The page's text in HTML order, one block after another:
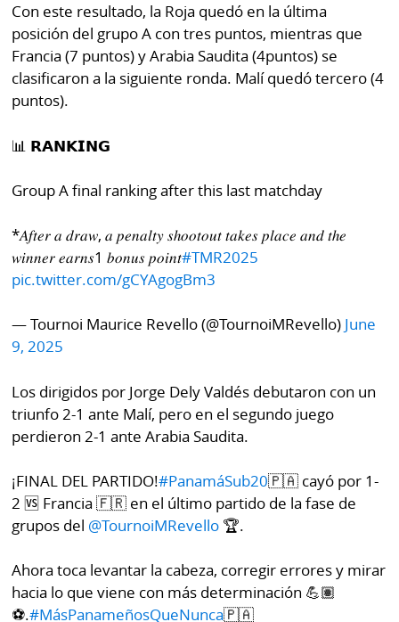
Cero
KM
Corprensa
Fácil
⌾
Hoy
por
Sábado
⌾
La
Repregunta
⌾
Tal
Cual
Sin
Con este resultado, la Roja quedó en la última
posición del grupo A con tres puntos, mientras que
Francia (7 puntos) y Arabia Saudita (4puntos) se
clasificaron a la siguiente ronda. Malí quedó tercero (4
puntos).
📊 𝗥𝗔𝗡𝗞𝗜𝗡𝗚
Group A final ranking after this last matchday
*𝐴𝑓𝑡𝑒𝑟 𝑎 𝑑𝑟𝑎𝑤, 𝑎 𝑝𝑒𝑛𝑎𝑙𝑡𝑦 𝑠ℎ𝑜𝑜𝑡𝑜𝑢𝑡 𝑡𝑎𝑘𝑒𝑠 𝑝𝑙𝑎𝑐𝑒 𝑎𝑛𝑑 𝑡ℎ𝑒
𝑤𝑖𝑛𝑛𝑒𝑟 𝑒𝑎𝑟𝑛𝑠1 𝑏𝑜𝑛𝑢𝑠 𝑝𝑜𝑖𝑛𝑡#TMR2025
pic.twitter.com/gCYAgogBm3
— Tournoi Maurice Revello (@TournoiMRevello) June
9, 2025
Los dirigidos por Jorge Dely Valdés debutaron con un
triunfo 2-1 ante Malí, pero en el segundo juego
perdieron 2-1 ante Arabia Saudita.
¡FINAL DEL PARTIDO!#PanamáSub20🇵🇦 cayó por 1-
2 🆚 Francia 🇫🇷 en el último partido de la fase de
grupos del @TournoiMRevello 🏆.
Ahora toca levantar la cabeza, corregir errores y mirar
hacia lo que viene con más determinación 💪🏽
⚽️.#MásPanameñosQueNunca🇵🇦